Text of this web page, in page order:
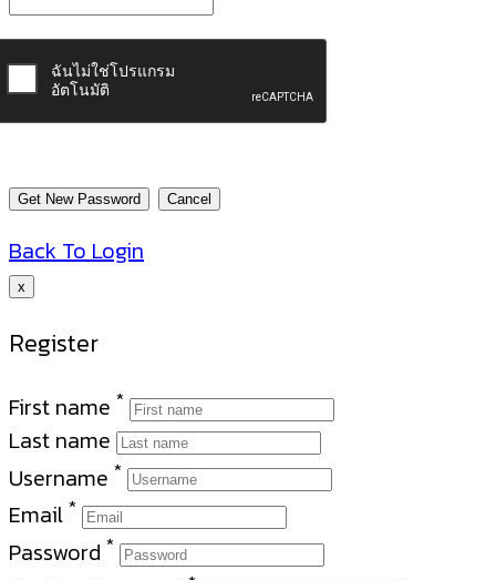
Back To Login
x
Register
First name *
Last name
Username *
Email *
Password *